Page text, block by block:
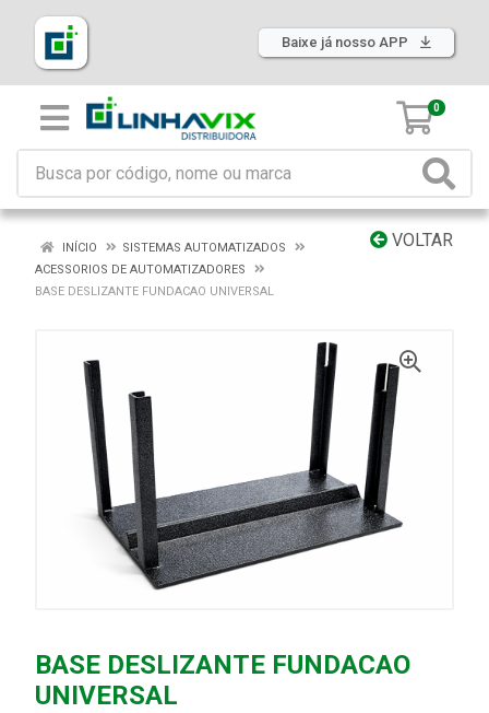
Baixe já nosso APP
0
VOLTAR
INÍCIO
SISTEMAS AUTOMATIZADOS
ACESSORIOS DE AUTOMATIZADORES
BASE DESLIZANTE FUNDACAO UNIVERSAL
BASE DESLIZANTE FUNDACAO
UNIVERSAL